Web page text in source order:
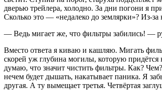
дверью трейлера, холодно. За дни погони я
Сколько это — «недалеко до землярки»? Из-
— Ведь мигает же, что фильтры забились! —
Вместо ответа я киваю и кашляю. Мигать
скорей уж глубина могилы, которую
думаю, что значит чистить фильтры. Как?
нечем будет дышать, накатывает паника. Я
другая. А ту вымещает третья. Четвёртая